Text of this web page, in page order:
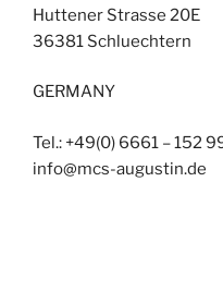
Huttener Strasse 20E
36381 Schluechtern
GERMANY
Tel.: +49(0) 6661 – 152
info@mcs-augustin.de